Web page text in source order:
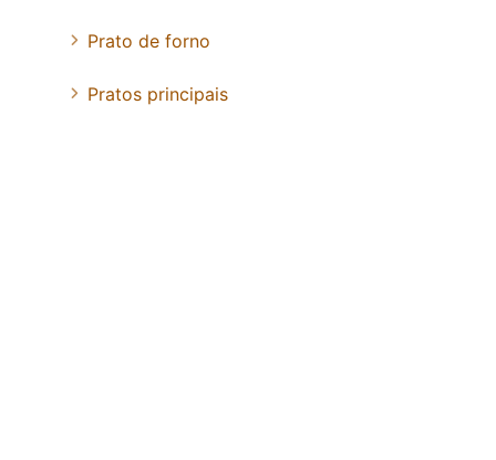
Prato de forno
Pratos principais